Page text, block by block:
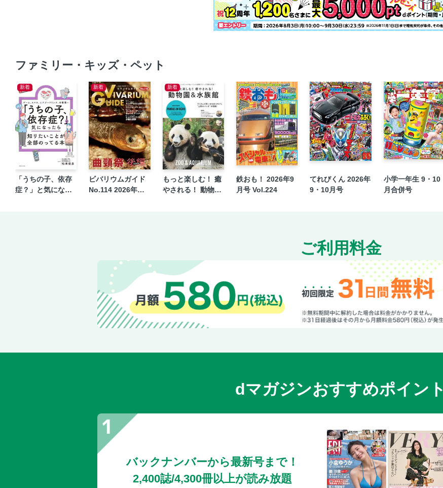
ファミリー・キッズ・ペット
新着
「うちの子、依存
症？」と気になっ
新着
ビバリウムガイド
No.114 2026年秋
新着
もっと楽しむ！ 癒
やされる！ 動物園
鉄おも！ 2026年9
月号 Vol.224
てれびくん 2026年
9・10月号
小学一年生 9・10
月合併号
ご利用料金
dマガジンおすすめポイント
バックナンバーから最新号まで！
2,400誌/4,300冊以上が読み放題